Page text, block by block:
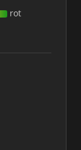
rot